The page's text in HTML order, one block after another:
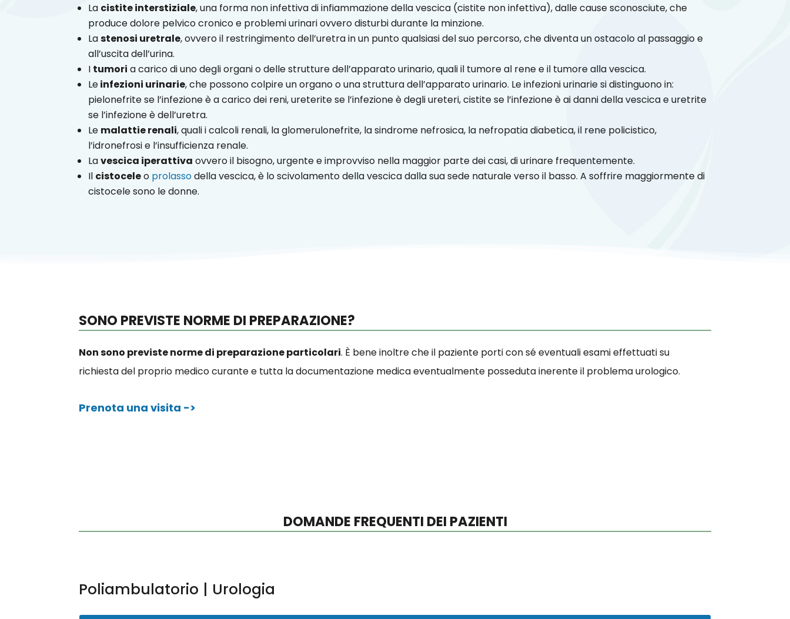
La cistite interstiziale, una forma non infettiva di infiammazione della vescica (cistite non infettiva), dalle cause sconosciute, che
produce dolore pelvico cronico e problemi urinari ovvero disturbi durante la minzione.
Lastenosi uretrale, ovvero il restringimento dell’uretra in un punto qualsiasi del suo percorso, che diventa un ostacolo al passaggio e
all’uscita dell’urina.
I tumori a carico di uno degli organi o delle strutture dell’apparato urinario, quali il tumore al rene e il tumore alla vescica.
Leinfezioni urinarie, che possono colpire un organo o una struttura dell’apparato urinario. Le infezioni urinarie si distinguono in:
pielonefrite se l’infezione è a carico dei reni, ureterite se l’infezione è degli ureteri, cistite se l’infezione è ai danni della vescica e uretrite
se l’infezione è dell’uretra.
Le malattie renali, quali i calcoli renali, la glomerulonefrite, la sindrome nefrosica, la nefropatia diabetica, il rene policistico,
l’idronefrosi e l’insufficienza renale.
Lavescica iperattiva ovvero il bisogno, urgente e improvviso nella maggior parte dei casi, di urinare frequentemente.
Il cistoceleo prolassodella vescica, è lo scivolamento della vescica dalla sua sede naturale verso il basso. A soffrire maggiormente di
cistocele sono le donne.
SONO PREVISTE NORME DI PREPARAZIONE?
Non sono previste norme di preparazione particolari. È bene inoltre che il paziente porti con sé eventuali esami effettuati su
richiesta del proprio medico curante e tutta la documentazione medica eventualmente posseduta inerente il problema urologico.
Prenota una visita ->
DOMANDE FREQUENTI DEI PAZIENTI
Poliambulatorio | Urologia